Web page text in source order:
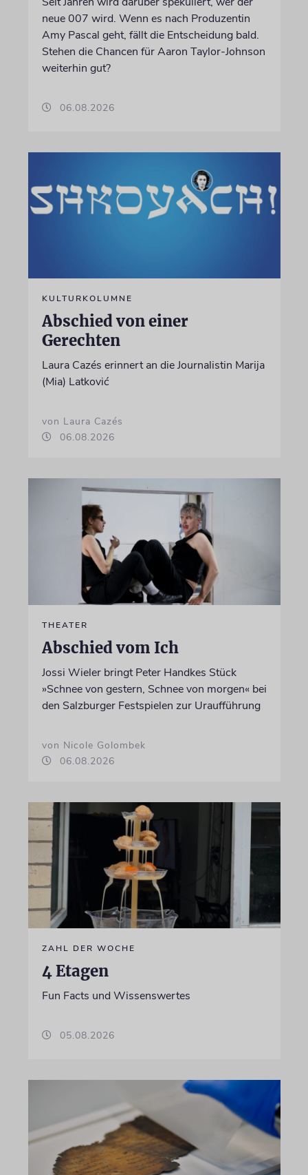
neue 007 wird. Wenn es nach Produzentin
Amy Pascal geht, fällt die Entscheidung bald.
Stehen die Chancen für Aaron Taylor-Johnson
weiterhin gut?
06.08.2026
KULTURKOLUMNE
Abschied von einer
Gerechten
Laura Cazés erinnert an die Journalistin Marija
(Mia) Latković
von Laura Cazés
06.08.2026
THEATER
Abschied vom Ich
Jossi Wieler bringt Peter Handkes Stück
»Schnee von gestern, Schnee von morgen« bei
den Salzburger Festspielen zur Uraufführung
von Nicole Golombek
06.08.2026
ZAHL DER WOCHE
4 Etagen
Fun Facts und Wissenswertes
05.08.2026